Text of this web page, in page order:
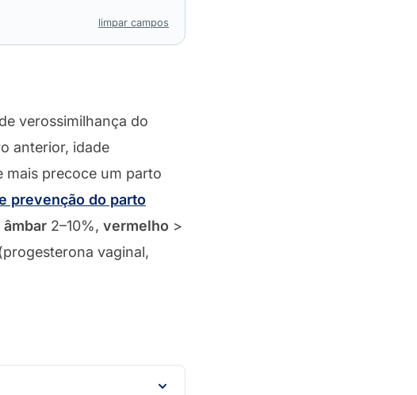
limpar campos
verossimilhança do
anterior, idade
mais precoce um parto
prevenção do parto
âmbar 2–10%, vermelho >
vaginal,